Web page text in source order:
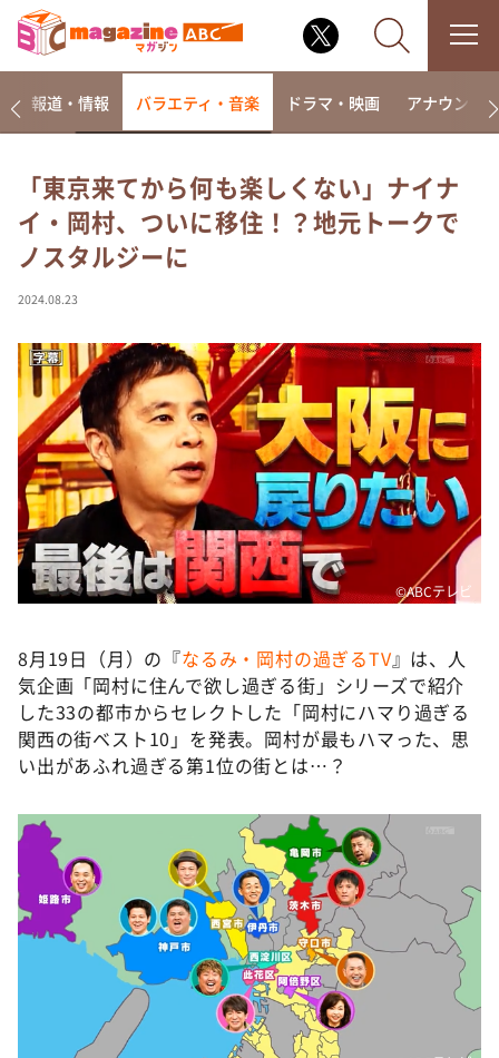
なるみ・岡村の過ぎるTV
相席食堂
これ余談なんですけど・・・
て真剣です
探偵！ナイトスクープ
news おかえり
河合＆A.B.C-Z塚田×福井アナ「なんでやねん！？」
（news おかえり）
DAIGOも台所 ～きょうの献立 何にする？～
本日はダイアンなり！シーズン２
朝だ！生です旅サラダ
ＬＩＦＥ～夢のカタチ～
新婚さんいらっしゃい！
ポツンと一軒家
ザキ山小屋本館
ぺこぱのまるスポ
アナ回覧板
報道・情報 バラエティ・音楽 ドラマ・映画 アナウンサー
「東京来てから何も楽しくない」ナイナ
イ・岡村、ついに移住！？地元トークで
ノスタルジーに
2024.08.23
©️ABCテレビ
8月19日（月）の『なるみ・岡村の過ぎるTV』は、人
気企画「岡村に住んで欲し過ぎる街」シリーズで紹介
した33の都市からセレクトした「岡村にハマり過ぎる
関西の街ベスト10」を発表。岡村が最もハマった、思
い出があふれ過ぎる第1位の街とは…？